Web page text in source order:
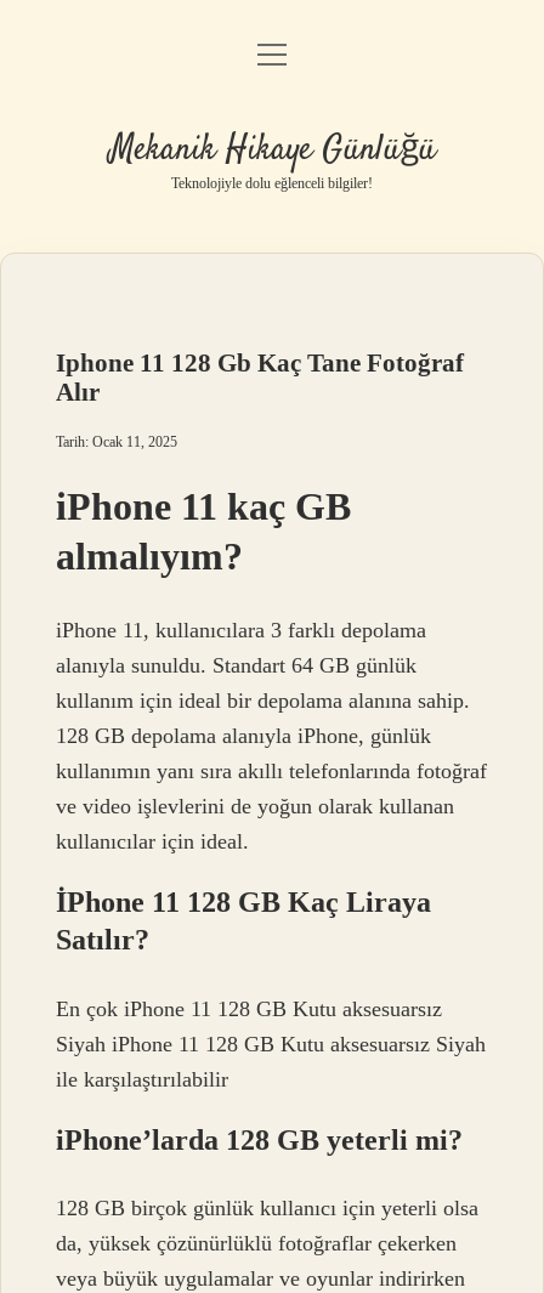
Anasayfa
Yasal Uyarı
menüyü
Mekanik Hikaye Günlüğü
Teknolojiyle dolu eğlenceli bilgiler!
Iphone 11 128 Gb Kaç Tane Fotoğraf
Alır
Tarih: Ocak 11, 2025
iPhone 11 kaç GB
almalıyım?
iPhone 11, kullanıcılara 3 farklı depolama
alanıyla sunuldu. Standart 64 GB günlük
kullanım için ideal bir depolama alanına sahip.
128 GB depolama alanıyla iPhone, günlük
kullanımın yanı sıra akıllı telefonlarında fotoğraf
ve video işlevlerini de yoğun olarak kullanan
kullanıcılar için ideal.
İPhone 11 128 GB Kaç Liraya
Satılır?
En çok iPhone 11 128 GB Kutu aksesuarsız
Siyah iPhone 11 128 GB Kutu aksesuarsız Siyah
ile karşılaştırılabilir
iPhone’larda 128 GB yeterli mi?
128 GB birçok günlük kullanıcı için yeterli olsa
da, yüksek çözünürlüklü fotoğraflar çekerken
veya büyük uygulamalar ve oyunlar indirirken